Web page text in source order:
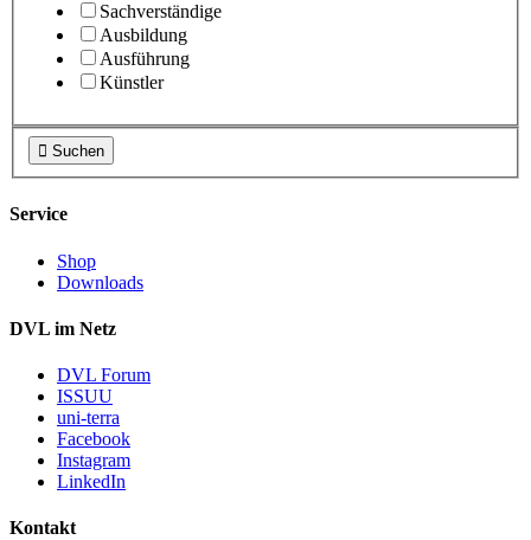
Sachverständige
Ausbildung
Ausführung
Künstler
 Suchen
Service
Shop
Downloads
DVL im Netz
DVL Forum
ISSUU
uni-terra
Facebook
Instagram
LinkedIn
Kontakt